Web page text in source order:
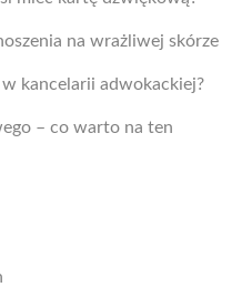
na wrażliwej skórze
kancelarii adwokackiej?
– co warto na ten